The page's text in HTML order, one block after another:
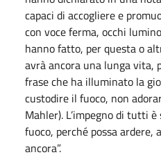
capaci di accogliere e
con voce ferma, occhi
hanno fatto, per questa o
avrà ancora una lunga vita,
frase che ha illuminato la
custodire il fuoco, non
Mahler). L’impegno di tutti
fuoco, perché possa ardere,
ancora”.